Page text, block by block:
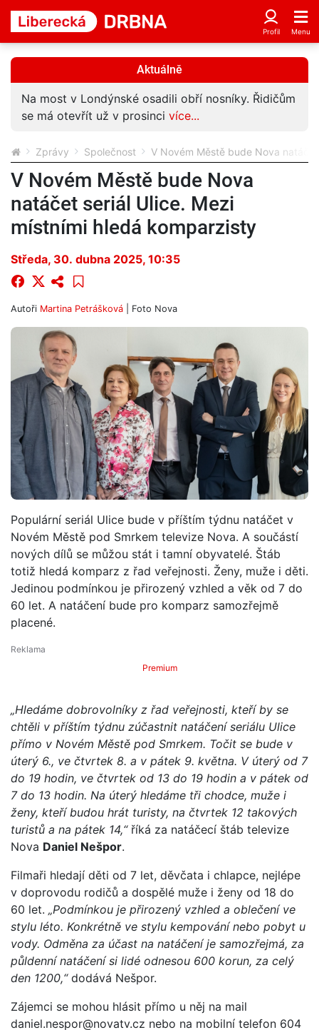
Aktuálně
Znáte muže z fotky? Mohl by vědět víc o vloupání
do auta Horské služby v Libercivíce...
Zprávy Společnost V Novém Městě bude Nova
V Novém Městě bude Nova
natáčet seriál Ulice. Mezi
místními hledá komparzisty
Středa, 30. dubna 2025, 10:35
Autoři Martina Petrášková | Foto Nova
Populární seriál Ulice bude v příštím týdnu natáčet v
Novém Městě pod Smrkem televize Nova. A součástí
nových dílů se můžou stát i tamní obyvatelé. Štáb
totiž hledá komparz z řad veřejnosti. Ženy, muže i děti.
Jedinou podmínkou je přirozený vzhled a věk od 7 do
60 let. A natáčení bude pro komparz samozřejmě
placené.
Premium
„Hledáme dobrovolníky z řad veřejnosti, kteří by se
chtěli v příštím týdnu zúčastnit natáčení seriálu Ulice
přímo v Novém Městě pod Smrkem. Točit se bude v
úterý 6., ve čtvrtek 8. a v pátek 9. května. V úterý od 7
do 19 hodin, ve čtvrtek od 13 do 19 hodin a v pátek od
7 do 13 hodin. Na úterý hledáme tři chodce, muže i
ženy, kteří budou hrát turisty, na čtvrtek 12 takových
turistů a na pátek 14,“říká za natáčecí štáb televize
Nova Daniel Nešpor.
Filmaři hledají děti od 7 let, děvčata i chlapce, nejlépe
v doprovodu rodičů a dospělé muže i ženy od 18 do
60 let. „Podmínkou je přirozený vzhled a oblečení ve
stylu léto. Konkrétně ve stylu kempování nebo pobyt u
vody. Odměna za účast na natáčení je samozřejmá, za
půldenní natáčení si lidé odnesou 600 korun, za celý
den 1200,“dodává Nešpor.
Zájemci se mohou hlásit přímo u něj na mail
daniel.nespor@novatv.cz nebo na mobilní telefon 604